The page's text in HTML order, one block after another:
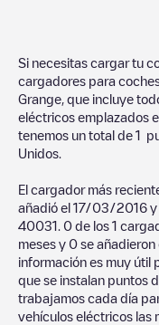
Si necesitas cargar tu
cargadores para
Grange , que incluye
eléctricos emplazados
tenemos un total de 1
Unidos
El cargador más
añadió el 17/03/2016 y
40031 0 de los 1
meses y 0 se añadieron
información es muy útil
que se instalan puntos
trabajamos cada día
vehículos eléctricos las